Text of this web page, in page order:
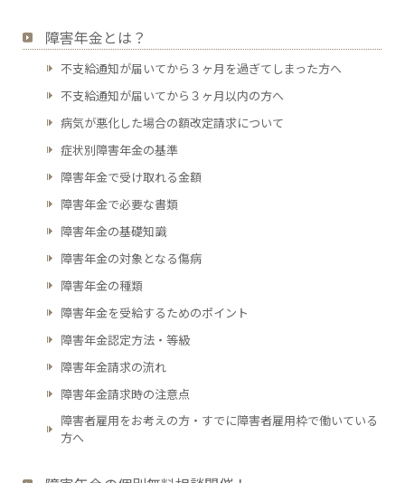
障害年金とは？
不支給通知が届いてから３ヶ月を過ぎてしまった方へ
不支給通知が届いてから３ヶ月以内の方へ
病気が悪化した場合の額改定請求について
症状別障害年金の基準
障害年金で受け取れる金額
障害年金で必要な書類
障害年金の基礎知識
障害年金の対象となる傷病
障害年金の種類
障害年金を受給するためのポイント
障害年金認定方法・等級
障害年金請求の流れ
障害年金請求時の注意点
障害者雇用をお考えの方・すでに障害者雇用枠で働いている
方へ